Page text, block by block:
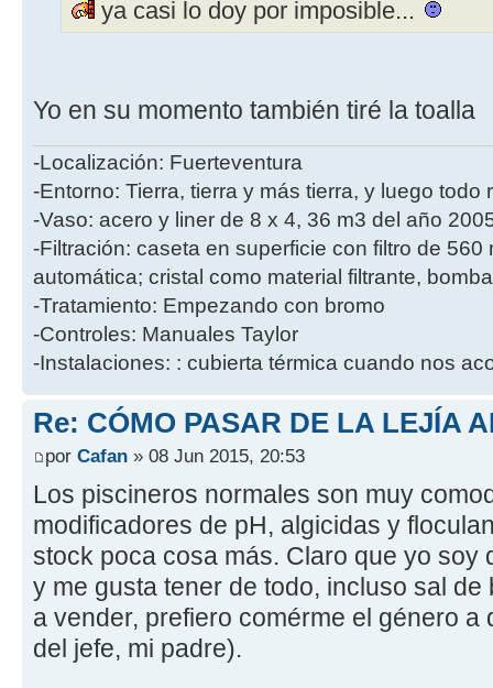
ya casi lo doy por imposible...
Yo en su momento también tiré la toalla
-Localización: Fuerteventura
-Entorno: Tierra, tierra y más tierra, y luego todo
-Vaso: acero y liner de 8 x 4, 36 m3 del año
-Filtración: caseta en superficie con filtro de 560
automática; cristal como material filtrante,
-Tratamiento: Empezando con bromo
-Controles: Manuales Taylor
-Instalaciones: : cubierta térmica cuando nos
Re: CÓMO PASAR DE LA LEJÍA
por Cafan » 08 Jun 2015, 20:53
Los piscineros normales son muy
modificadores de pH, algicidas y
stock poca cosa más. Claro que yo soy
y me gusta tener de todo, incluso sal
a vender, prefiero comérme el género
del jefe, mi padre).